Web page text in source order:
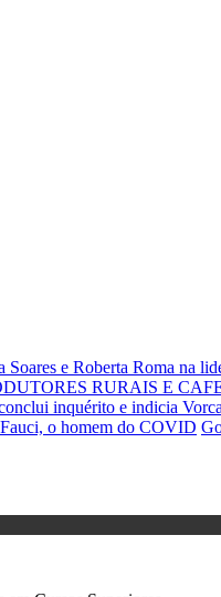
e Roberta Roma na
RURAIS E
inquérito e indicia
o homem do COVID